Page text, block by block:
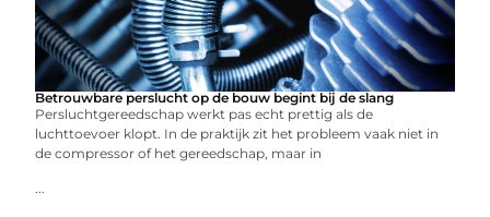
Betrouwbare perslucht op de bouw begint bij de slang
Persluchtgereedschap werkt pas echt prettig als de
luchttoevoer klopt. In de praktijk zit het probleem vaak niet in
de compressor of het gereedschap, maar in
...